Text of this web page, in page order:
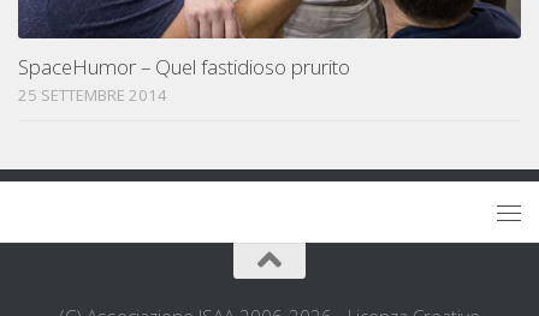
SpaceHumor – Quel fastidioso prurito
25 SETTEMBRE 2014